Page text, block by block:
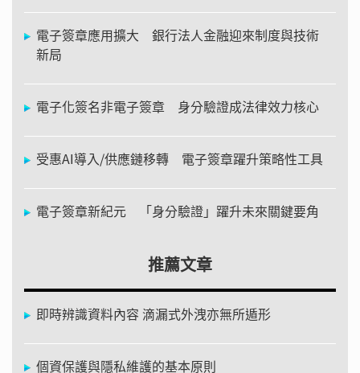
電子簽章應用擴大 銀行法人金融迎來制度與技術
新局
電子化簽名非電子簽章 身分驗證成法律效力核心
受惠AI導入/供應鏈移轉 電子簽章躍升策略性工具
電子簽章新紀元 「身分驗證」躍升未來關鍵要角
推薦文章
即時辨識資料內容 滴漏式外洩亦無所遁形
個資保護與隱私維護的基本原則